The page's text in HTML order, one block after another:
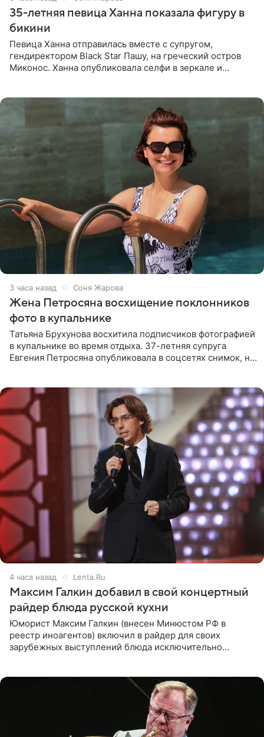
35-летняя певица Ханна показала фигуру в
бикини
Певица Ханна отправилась вместе с супругом,
гендиректором Black Star Пашу, на греческий остров
Миконос. Ханна опубликовала селфи в зеркале и
3 часа назад Соня Жарова
Жена Петросяна восхищение поклонников
фото в купальнике
Татьяна Брухунова восхитила подписчиков фотографией
в купальнике во время отдыха. 37-летняя супруга
Евгения Петросяна опубликовала в соцсетях снимок, на
4 часа назад Lenta.Ru
Максим Галкин добавил в свой концертный
райдер блюда русской кухни
Юморист Максим Галкин (внесен Минюстом РФ в
реестр иноагентов) включил в райдер для своих
зарубежных выступлений блюда исключительно